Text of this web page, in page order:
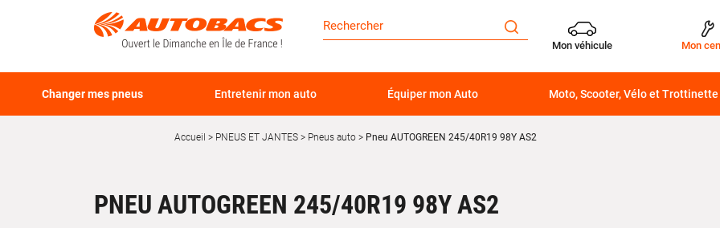
Mon véhicule Mon
Changer mes pneus Entretenir mon auto Équiper mon Auto Moto, Scooter, Vélo et Trottinette
Accueil PNEUS ET JANTES Pneus auto Pneu AUTOGREEN 245/40R19 98Y AS2
PNEU AUTOGREEN 245/40R19 98Y AS2